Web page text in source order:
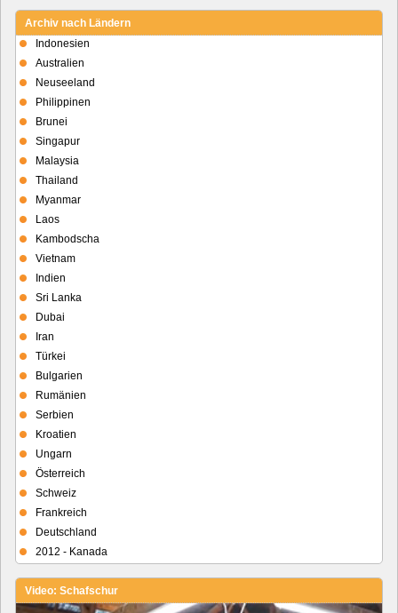
Archiv nach Ländern
Indonesien
Australien
Neuseeland
Philippinen
Brunei
Singapur
Malaysia
Thailand
Myanmar
Laos
Kambodscha
Vietnam
Indien
Sri Lanka
Dubai
Iran
Türkei
Bulgarien
Rumänien
Serbien
Kroatien
Ungarn
Österreich
Schweiz
Frankreich
Deutschland
2012 - Kanada
Video: Schafschur